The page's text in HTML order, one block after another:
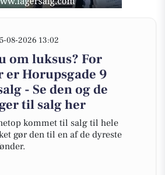
08-2026 13:02
om luksus? For
er Horupsgade 9
- Se den og de
til salg her
kommet til salg til hele
gør den til en af de dyreste